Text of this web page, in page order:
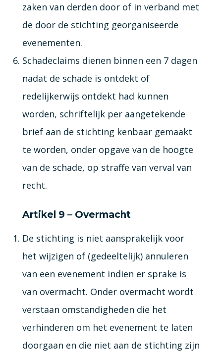
zaken van derden door of in verband met
de door de stichting georganiseerde
evenementen.
Schadeclaims dienen binnen een 7 dagen
nadat de schade is ontdekt of
redelijkerwijs ontdekt had kunnen
worden, schriftelijk per aangetekende
brief aan de stichting kenbaar gemaakt
te worden, onder opgave van de hoogte
van de schade, op straffe van verval van
recht.
Artikel 9 – Overmacht
De stichting is niet aansprakelijk voor
het wijzigen of (gedeeltelijk) annuleren
van een evenement indien er sprake is
van overmacht. Onder overmacht wordt
verstaan omstandigheden die het
verhinderen om het evenement te laten
doorgaan en die niet aan de stichting zijn